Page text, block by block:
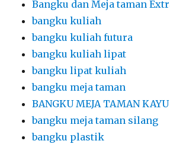
Bangku dan Meja taman
bangku kuliah
bangku kuliah futura
bangku kuliah lipat
bangku lipat kuliah
bangku meja taman
BANGKU MEJA TAMAN
bangku meja taman silang
bangku plastik